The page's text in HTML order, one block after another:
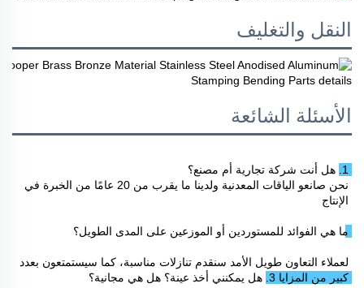
النقل والتغليف
الأسئلة الشائعة
1. هل أنت شركة تجارية أم مصنع؟
الإنتاج
ما هي الفوائد للمستوردين أو الموزعين على المدى الطويل؟
كبير من المزايا 3. هل يمكنني أخذ عينة؟ هل هي مجانية؟